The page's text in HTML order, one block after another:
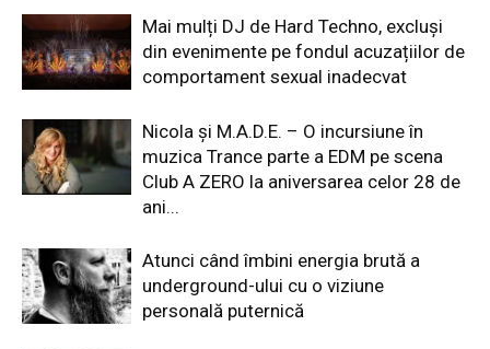
Mai mulți DJ de Hard Techno, excluși
din evenimente pe fondul acuzațiilor de
comportament sexual inadecvat
Nicola și M.A.D.E. – O incursiune în
muzica Trance parte a EDM pe scena
Club A ZERO la aniversarea celor 28 de
ani...
Atunci când îmbini energia brută a
underground-ului cu o viziune
personală puternică